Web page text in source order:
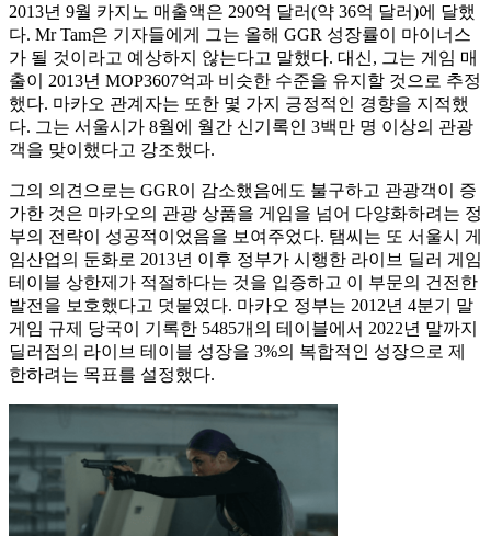
2013년 9월 카지노 매출액은 290억 달러(약 36억 달러)에 달했
다. Mr Tam은 기자들에게 그는 올해 GGR 성장률이 마이너스
가 될 것이라고 예상하지 않는다고 말했다. 대신, 그는 게임 매
출이 2013년 MOP3607억과 비슷한 수준을 유지할 것으로 추정
했다. 마카오 관계자는 또한 몇 가지 긍정적인 경향을 지적했
다. 그는 서울시가 8월에 월간 신기록인 3백만 명 이상의 관광
객을 맞이했다고 강조했다.
그의 의견으로는 GGR이 감소했음에도 불구하고 관광객이 증
가한 것은 마카오의 관광 상품을 게임을 넘어 다양화하려는 정
부의 전략이 성공적이었음을 보여주었다. 탬씨는 또 서울시 게
임산업의 둔화로 2013년 이후 정부가 시행한 라이브 딜러 게임
테이블 상한제가 적절하다는 것을 입증하고 이 부문의 건전한
발전을 보호했다고 덧붙였다. 마카오 정부는 2012년 4분기 말
게임 규제 당국이 기록한 5485개의 테이블에서 2022년 말까지
딜러점의 라이브 테이블 성장을 3%의 복합적인 성장으로 제
한하려는 목표를 설정했다.